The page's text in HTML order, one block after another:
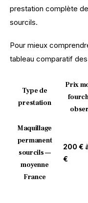
prestation complète
sourcils.
Pour mieux
tableau comparatif
Type de
prestation
Prix
Maquillage
permanent
sourcils —
moyenne
France
200 €
€